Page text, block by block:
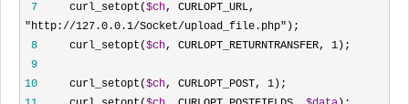
7
     curl_setopt(
$ch, CURLOPT_URL,
"http://127.0.0.1/Socket/upload_file.php"
8
     curl_setopt(
$ch, CURLOPT_RETURNTRANSFER, 1
9
10
     curl_setopt(
$ch, CURLOPT_POST, 1